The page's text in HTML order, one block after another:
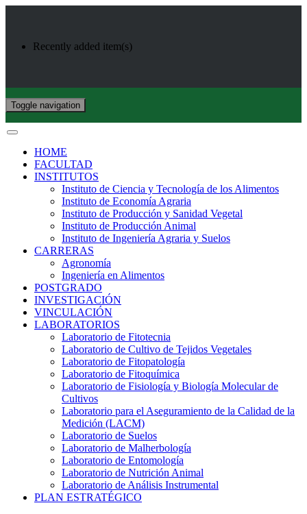
Recently added item(s)
Toggle navigation
HOME
FACULTAD
INSTITUTOS
Instituto de Ciencia y Tecnología de los Alimentos
Instituto de Economía Agraria
Instituto de Producción y Sanidad Vegetal
Instituto de Producción Animal
Instituto de Ingeniería Agraria y Suelos
CARRERAS
Agronomía
Ingeniería en Alimentos
POSTGRADO
INVESTIGACIÓN
VINCULACIÓN
LABORATORIOS
Laboratorio de Fitotecnia
Laboratorio de Cultivo de Tejidos Vegetales
Laboratorio de Fitopatología
Laboratorio de Fitoquímica
Laboratorio de Fisiología y Biología Molecular de
Cultivos
Laboratorio para el Aseguramiento de la Calidad de la
Medición (LACM)
Laboratorio de Suelos
Laboratorio de Malherbología
Laboratorio de Entomología
Laboratorio de Nutrición Animal
Laboratorio de Análisis Instrumental
PLAN ESTRATÉGICO